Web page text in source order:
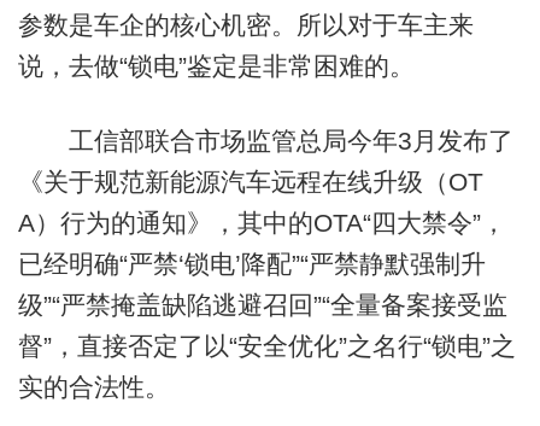
参数是车企的核心机密。所以对于车主来
说，去做“锁电”鉴定是非常困难的。
工信部联合市场监管总局今年3月发布了
《关于规范新能源汽车远程在线升级（OT
A）行为的通知》，其中的OTA“四大禁令”，
已经明确“严禁‘锁电’降配”“严禁静默强制升
级”“严禁掩盖缺陷逃避召回”“全量备案接受监
督”，直接否定了以“安全优化”之名行“锁电”之
实的合法性。